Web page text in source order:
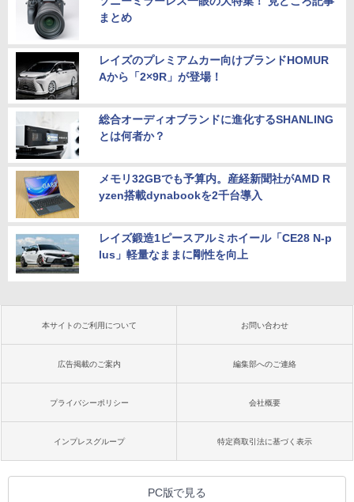
まとめ
レイズのプレミアムカー向けブランドHOMUR
Aから「2×9R」が登場！
総合オーディオブランドに進化するSHANLING
とは何者か？
メモリ32GBでも予算内。産経新聞社がAMD R
yzen搭載dynabookを2千台導入
レイズ鍛造1ピースアルミホイール「CE28 N-p
lus」軽量なままに剛性を向上
本サイトのご利用について お問い合わせ
広告掲載のご案内 編集部へのご連絡
プライバシーポリシー 会社概要
インプレスグループ 特定商取引法に基づく表示
PC版で見る